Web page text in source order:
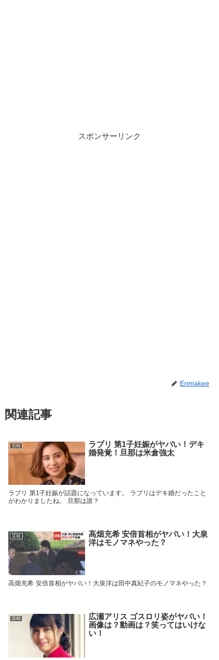
スポンサーリンク
Erimakee
関連記事
芸能
ラブリ 第1子妊娠がヤバい！デキ
婚発覚！旦那は米倉強太
ラブリ 第1子妊娠が話題になっています。 ラブリはデキ婚だったこと
がわかりましたね。 旦那は誰？
芸能
高畑充希 安倍首相がヤバい！大泉
洋はモノマネやった？
高畑充希 安倍首相がヤバい！大泉洋は田中真紀子のモノマネやった？
芸能
広瀬アリス ゴスロリ姿がヤバい！
画像は？動画は？笑ってはいけな
い！